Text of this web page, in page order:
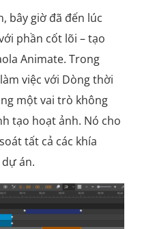
bây giờ đã đến lúc
phần cốt lõi – tạo
Animate. Trong
việc với Dòng thời
một vai trò không
tạo hoạt ảnh. Nó cho
tất cả các khía
án.